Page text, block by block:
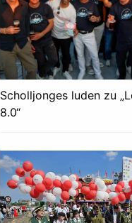
Scholljonges luden zu
8.0“